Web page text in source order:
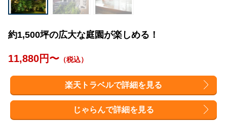
約1,500坪の広大な庭園が楽しめる！
11,880円〜 （税込）
楽天トラベルで詳細を見る
じゃらんで詳細を見る